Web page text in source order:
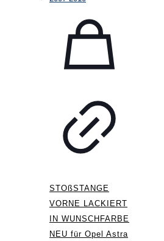
STOßSTANGE
VORNE LACKIERT
IN WUNSCHFARBE
NEU für Opel Astra